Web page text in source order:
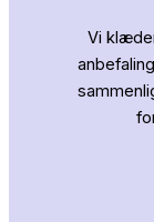
Vi